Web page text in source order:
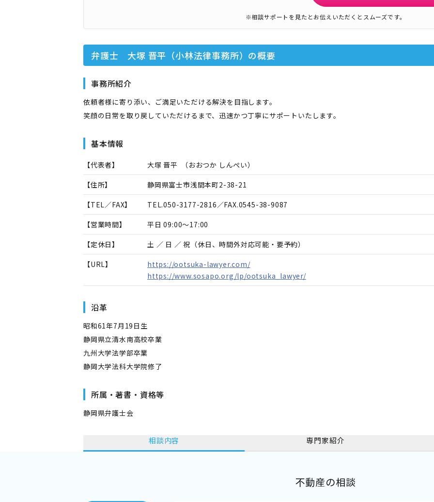
※相談サポートを見たとお伝えいただくとスムーズです。
弁護士 大塚 晋平（小林法律事務所） の概要
事務所紹介
依頼者様に寄り添い、ご満足いただける解決を目指します。
笑顔の日常を取り戻していただけるまで、迅速かつ丁寧にサポートいたします。
基本情報
【代表者】 大塚 晋平 （おおつか しんぺい）
【住所】 静岡県富士市浅間本町2-38-21
【TEL／FAX】 TEL.050-3177-2816 ／FAX.0545-38-9087
【営業時間】 平日 09:00～17:00
【定休日】 土 ／ 日 ／ 祝（休日、時間外対応可能・要予約）
【URL】
https://ootsuka-lawyer.com/
https://www.sosapo.org/lp/ootsuka_lawyer/
沿革
昭和61年7月19日生
静岡県立清水南高校卒業
九州大学法学部卒業
静岡大学法科大学院修了
所属・著書・資格等
静岡県弁護士会
相談内容 専門家紹介
不動産の相談